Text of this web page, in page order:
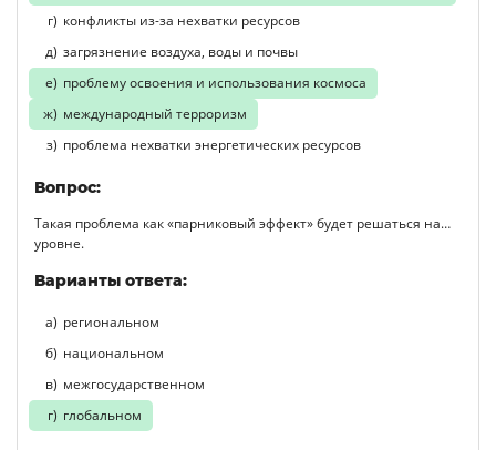
конфликты из-за нехватки ресурсов
загрязнение воздуха, воды и почвы
проблему освоения и использования космоса
международный терроризм
проблема нехватки энергетических ресурсов
Вопрос:
Такая проблема как «парниковый эффект» будет решаться на…
уровне.
Варианты ответа:
региональном
национальном
межгосударственном
глобальном